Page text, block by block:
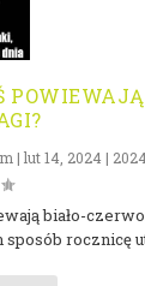
|lut 14, 2024 | 2024
biało-
sposób rocznicę